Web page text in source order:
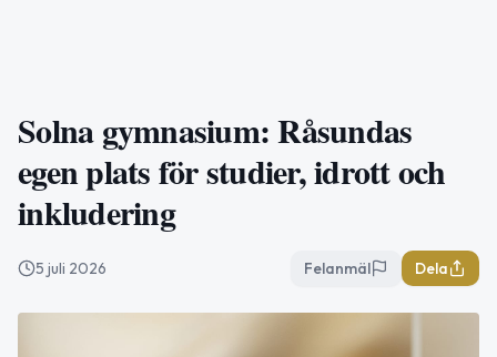
Solna gymnasium: Råsundas
egen plats för studier, idrott och
inkludering
5 juli 2026 Felanmäl Dela